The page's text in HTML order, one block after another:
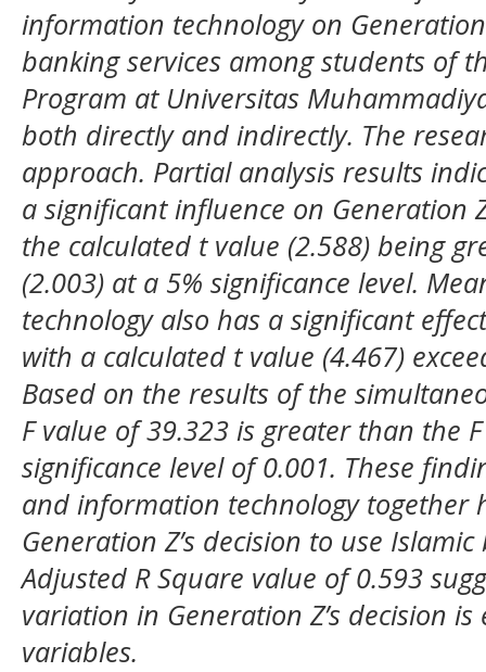
information technology on
banking services among students of
Program at Universitas
both directly and indirectly. The
approach. Partial analysis results
a significant influence on Generation
the calculated t value (2.588) being
(2.003) at a 5% significance level.
technology also has a significant
with a calculated t value (4.467)
Based on the results of the
F value of 39.323 is greater than the
significance level of 0.001. These
and information technology together
Generation Z’s decision to use
Adjusted R Square value of 0.593
variation in Generation Z’s decision
variables.